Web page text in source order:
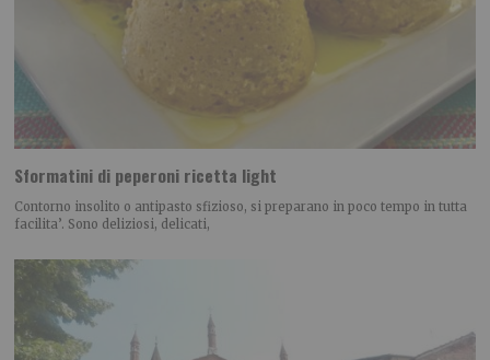
Sformatini di peperoni ricetta light
Contorno insolito o antipasto sfizioso, si preparano in poco tempo in tutta
facilita’. Sono deliziosi, delicati,